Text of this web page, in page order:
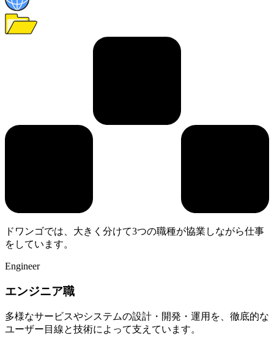
ドワンゴでは、大きく分けて3つの職種が協業しながら仕事
をしています。
Engineer
エンジニア職
多様なサービスやシステムの設計・開発・運用を、徹底的な
ユーザー目線と技術によって支えています。